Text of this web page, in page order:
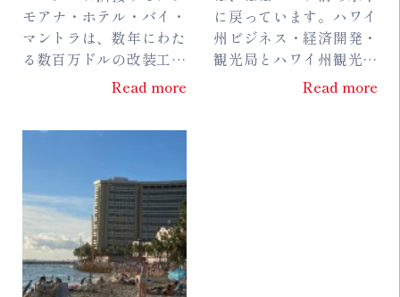
一環として客室
の改装を完了
モアナ・ホテル・バイ・
マントラは、数年にわた
る数百万ドルの改装工事
の一環として、さらなる
Read more
に戻っています。ハワイ
州ビジネス・経済開発・
観光局とハワイ州観光局
が木曜日に発表した最新
Read more